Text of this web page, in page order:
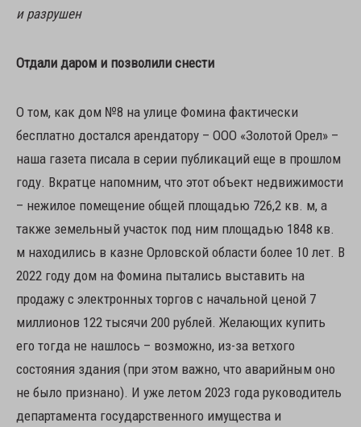
и разрушен
Отдали даром и позволили снести
О том, как дом №8 на улице Фомина фактически
бесплатно достался арендатору – ООО «Золотой Орел» –
наша газета писала в серии публикаций еще в прошлом
году. Вкратце напомним, что этот объект недвижимости
– нежилое помещение общей площадью 726,2 кв. м, а
также земельный участок под ним площадью 1848 кв.
м находились в казне Орловской области более 10 лет. В
2022 году дом на Фомина пытались выставить на
продажу с электронных торгов с начальной ценой 7
миллионов 122 тысячи 200 рублей. Желающих купить
его тогда не нашлось – возможно, из-за ветхого
состояния здания (при этом важно, что аварийным оно
не было признано). И уже летом 2023 года руководитель
департамента государственного имущества и